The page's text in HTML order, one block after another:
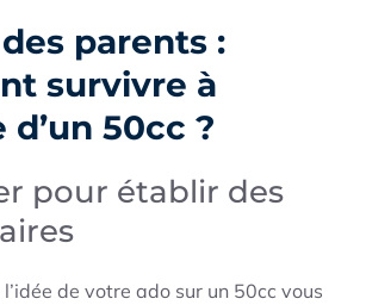
parents :
survivre à
d’un 50cc ?
pour établir des
de votre ado sur un 50cc vous